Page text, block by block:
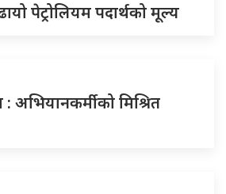
पेट्रोलियम पदार्थको मूल्य
अभियानकर्मीको मिश्रित